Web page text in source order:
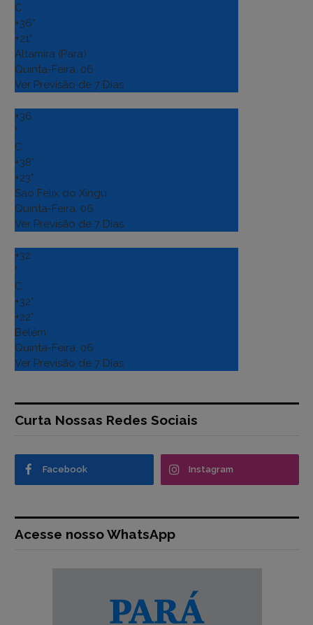
C
+36°
+21°
Altamira (Para)
Quinta-Feira, 06
Ver Previsão de 7 Dias
+36
°
C
+38°
+23°
Sao Felix do Xingu
Quinta-Feira, 06
Ver Previsão de 7 Dias
+32
°
C
+32°
+22°
Belém
Quinta-Feira, 06
Ver Previsão de 7 Dias
Curta Nossas Redes Sociais
Facebook Instagram
Acesse nosso WhatsApp